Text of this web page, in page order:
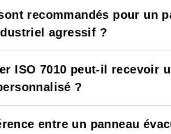
recommandés pour un
agressif ?
ISO 7010 peut-il recevoir
?
entre un panneau